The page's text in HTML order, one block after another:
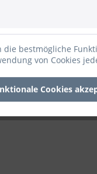
die bestmögliche
von Cookies
Cookies